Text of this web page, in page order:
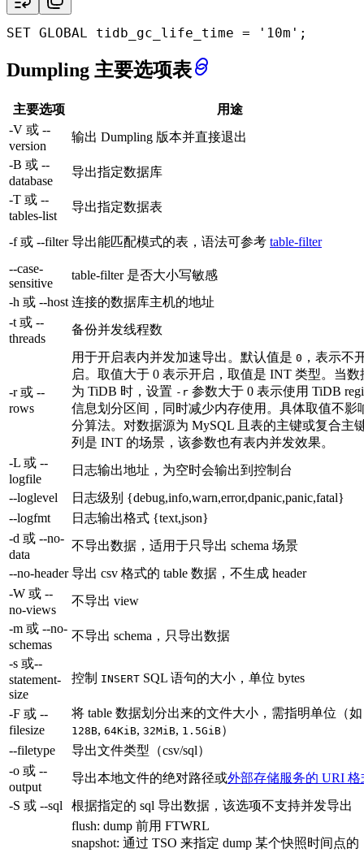
SET GLOBAL tidb_gc_life_time = '10m' ;
Dumpling 主要选项表
主要选项
用途
-V 或 --
version
输出 Dumpling 版本并直接退出
-B 或 --
database
导出指定数据库
-T 或 --
tables-list
导出指定数据表
-f 或 --filter 导出能匹配模式的表，语法可参考 table-filter
--case-
sensitive
table-filter 是否大小写敏感
-h 或 --host 连接的数据库主机的地址
-t 或 --
threads
备份并发线程数
-r 或 --
rows
用于开启表内并发加速导出。默认值是 0 ，表示不
启。取值大于 0 表示开启，取值是 INT 类型。当数
为 TiDB 时，设置 -r 参数大于 0 表示使用 TiDB
信息划分区间，同时减少内存使用。具体取值不影
分算法。对数据源为 MySQL 且表的主键或复合主
列是 INT 的场景，该参数也有表内并发效果。
-L 或 --
logfile
日志输出地址，为空时会输出到控制台
--loglevel
日志级别 {debug,info,warn,error,dpanic,panic,fatal}
--logfmt
日志输出格式 {text,json}
-d 或 --no-
data
不导出数据，适用于只导出 schema 场景
--no-header 导出 csv 格式的 table 数据，不生成 header
-W 或 --
no-views
不导出 view
-m 或 --no-
schemas
不导出 schema，只导出数据
-s 或--
statement-
size
控制 INSERT SQL 语句的大小，单位 bytes
-F 或 --
filesize
将 table 数据划分出来的文件大小，需指明单位（如
128B, 64KiB, 32MiB, 1.5GiB）
--filetype
导出文件类型（csv/sql）
-o 或 --
output
导出本地文件的绝对路径或外部存储服务的 URI 格
-S 或 --sql
根据指定的 sql 导出数据，该选项不支持并发导出
flush: dump 前用 FTWRL
snapshot: 通过 TSO 来指定 dump 某个快照时间点的